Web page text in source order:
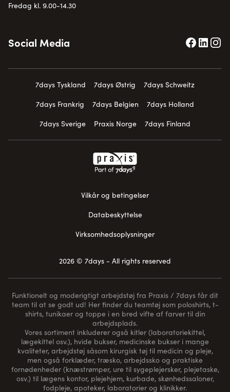
Fredag kl. 9.00-14.30
Social Media
7days Tyskland 7days Østrig
7days Schweitz
7days Frankrig
7days Belgien
7days Holland
7days Sverige
Praxis Norge 7days Finland
Vilkår og betingelser
Databeskyttelse
Virksomhedsoplysninger
2026 © 7days - All rights reserved
Funktionelt og moderigtigt arbejdstøj fra Praxis / 7days får dit
team til at se godt ud! Her finder du teamtøj som poloshirts, t-
shirts, tunikaer og toppe i en bred vifte af farver til din
arbejdsplads.
Vores sortiment inkluderer også kitler (laboratoriekittel,
lægekittel osv.), hvide bukser, medicinske bukser i mange
kvaliteter, arbejdstøj såsom kirurgisk tøj til medicin og pleje,
men også forklæder, træsko, arbejdssko og praktiske
fornødenheder (knæstrømper, ure til sygeplejersker, plejetaske,
osv.) til lægens kontor, plejehjem, kurbade, skønhedssaloner,
fodpleje, apoteker, laboratorier og klinikker.